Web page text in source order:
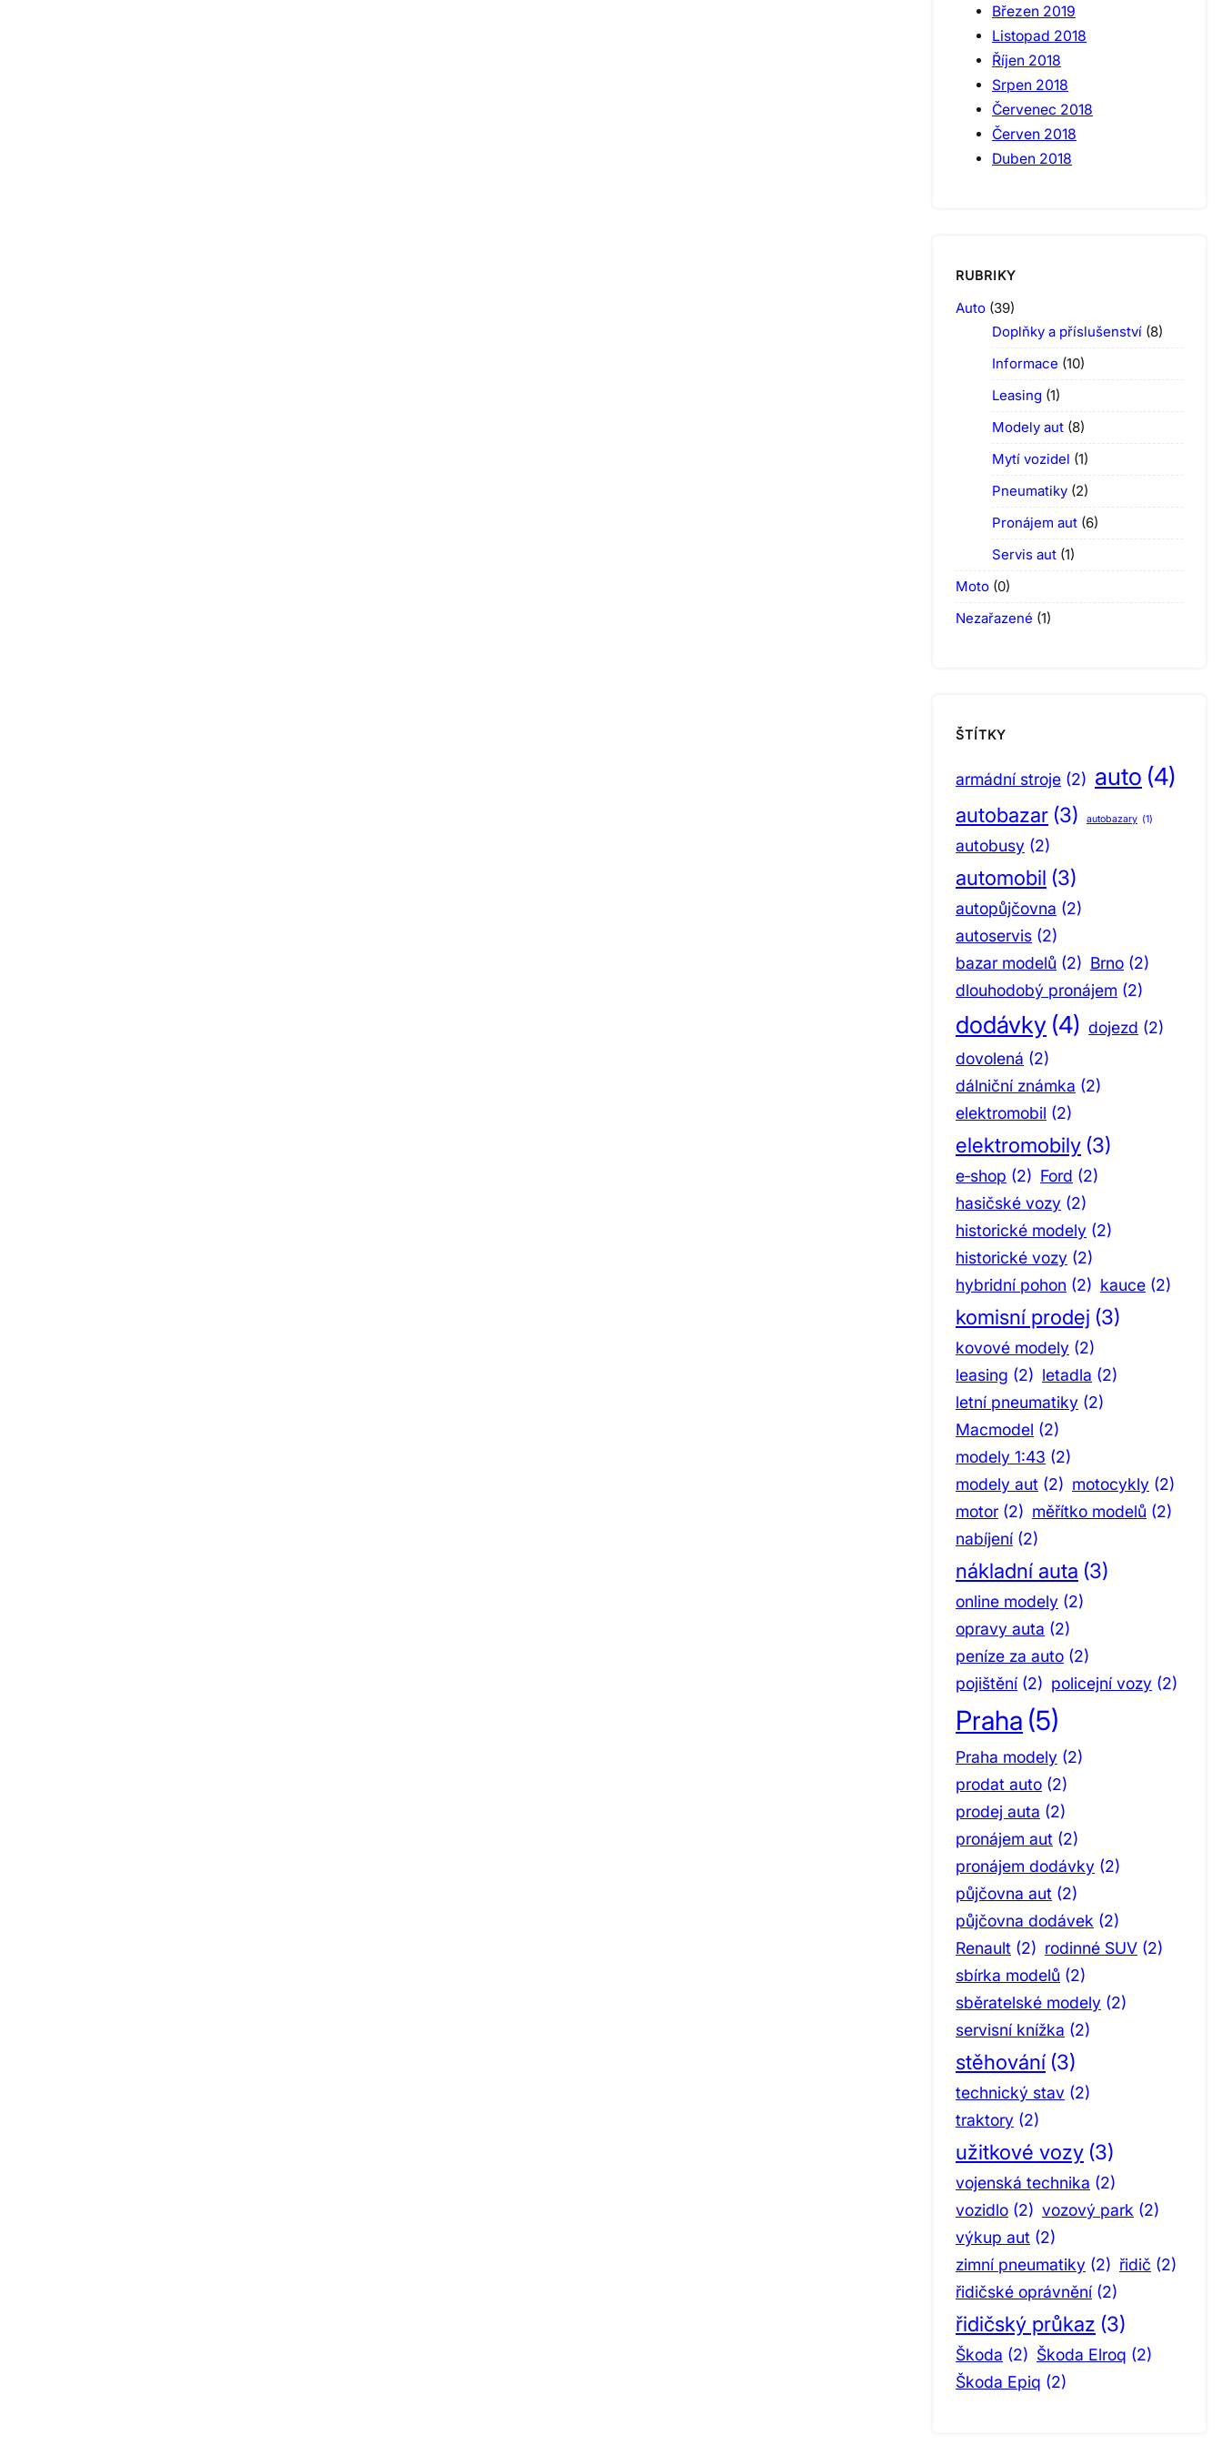
Březen 2019
Listopad 2018
Říjen 2018
Srpen 2018
Červenec 2018
Červen 2018
Duben 2018
RUBRIKY
Auto (39)
Doplňky a příslušenství (8)
Informace (10)
Leasing (1)
Modely aut (8)
Mytí vozidel (1)
Pneumatiky (2)
Pronájem aut (6)
Servis aut (1)
Moto (0)
Nezařazené (1)
ŠTÍTKY
armádní stroje (2) auto (4)
autobazar (3) autobazary (1)
autobusy (2)
automobil (3)
autopůjčovna (2)
autoservis (2)
bazar modelů (2) Brno (2)
dlouhodobý pronájem (2)
dodávky (4) dojezd (2)
dovolená (2)
dálniční známka (2)
elektromobil (2)
elektromobily (3)
e‑shop (2) Ford (2)
hasičské vozy (2)
historické modely (2)
historické vozy (2)
hybridní pohon (2) kauce (2)
komisní prodej (3)
kovové modely (2)
leasing (2) letadla (2)
letní pneumatiky (2)
Macmodel (2)
modely 1:43 (2)
modely aut (2) motocykly (2)
motor (2) měřítko modelů (2)
nabíjení (2)
nákladní auta (3)
online modely (2)
opravy auta (2)
peníze za auto (2)
pojištění (2) policejní vozy (2)
Praha (5)
Praha modely (2)
prodat auto (2)
prodej auta (2)
pronájem aut (2)
pronájem dodávky (2)
půjčovna aut (2)
půjčovna dodávek (2)
Renault (2) rodinné SUV (2)
sbírka modelů (2)
sběratelské modely (2)
servisní knížka (2)
stěhování (3)
technický stav (2)
traktory (2)
užitkové vozy (3)
vojenská technika (2)
vozidlo (2) vozový park (2)
výkup aut (2)
zimní pneumatiky (2) řidič (2)
řidičské oprávnění (2)
řidičský průkaz (3)
Škoda (2) Škoda Elroq (2)
Škoda Epiq (2)